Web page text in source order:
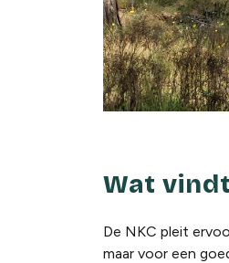
Wat
De NKC pleit
maar voor een